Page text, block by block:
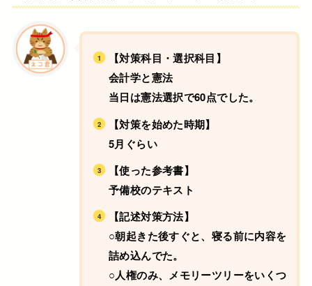
【対策科目・選択科目】
会計学と憲法
当日は憲法選択で60点でした。
【対策を始めた時期】
5月ぐらい
【使った参考書】
予備校のテキスト
【記述対策方法】
○朝起きた後すぐと、寝る前に内容を
詰め込んでた。
○人権のみ、メモリーツリーをいくつ